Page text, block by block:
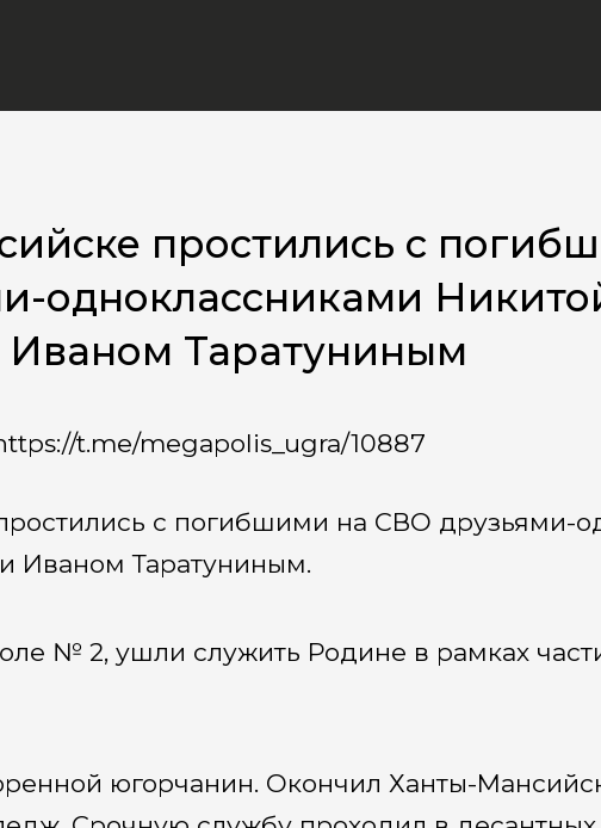
простились с
одноклассниками
Таратуниным
t.me/megapolis_ugra/10887
с погибшими на СВО друзьями-
Иваном Таратуниным.
№ 2, ушли служить Родине в рамках
югорчанин. Окончил Ханты-